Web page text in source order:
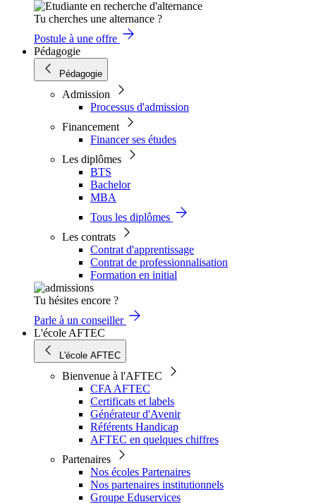
Tu cherches une alternance ?
Postule à une offre
Pédagogie
Pédagogie
Admission
Processus d'admission
Financement
Financer ses études
Les diplômes
BTS
Bachelor
MBA
Tous les diplômes
Les contrats
Contrat d'apprentissage
Contrat de professionnalisation
Formation en initial
Tu hésites encore ?
Parle à un conseiller
L'école AFTEC
L'école AFTEC
Bienvenue à l'AFTEC
CFA AFTEC
Certificats et labels
Générateur d'Avenir
Référents Handicap
AFTEC en quelques chiffres
Partenaires
Nos écoles Partenaires
Nos partenaires institutionnels
Groupe Eduservices